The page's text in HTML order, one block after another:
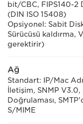
bit/CBC, FIPS140-2
(DIN ISO 15408)
Opsiyonel: Sabit
Sürücüsü kaldırma,
gerektirir)
Ağ
Standart: IP/Mac
İletişim, SNMP
Doğrulaması,
S/MIME